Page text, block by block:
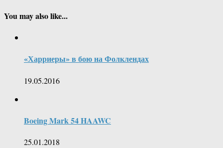
You may also like...
«Харриеры» в бою на Фолклендах
19.05.2016
Boeing Mark 54 HAAWC
25.01.2018